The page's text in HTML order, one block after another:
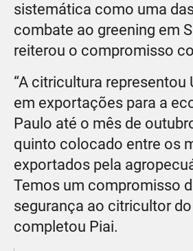
sistemática como uma
combate ao greening em
reiterou o compromisso
“A citricultura representou
em exportações para a
Paulo até o mês de
quinto colocado entre os
exportados pela
Temos um compromisso
segurança ao citricultor do
completou Piai.